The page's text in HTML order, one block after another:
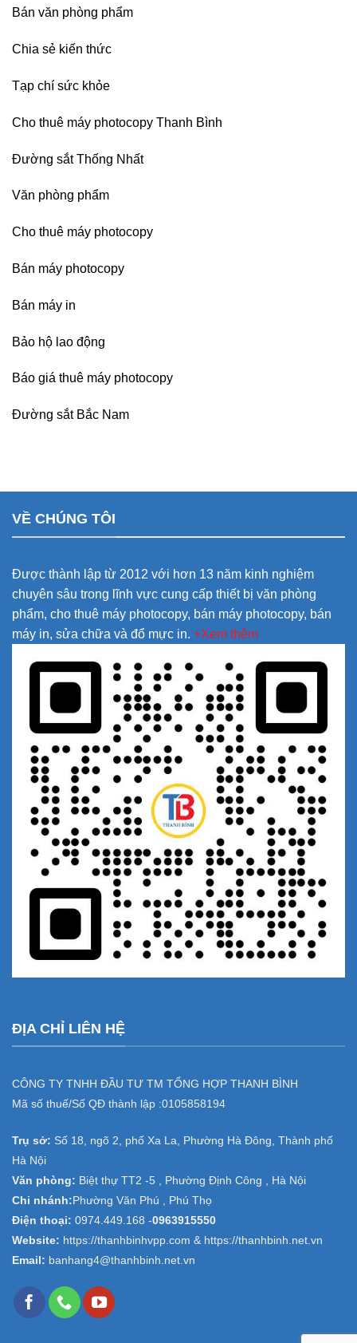
Bán văn phòng phẩm
Chia sẻ kiến thức
Tạp chí sức khỏe
Cho thuê máy photocopy Thanh Bình
Đường sắt Thống Nhất
Văn phòng phẩm
Cho thuê máy photocopy
Bán máy photocopy
Bán máy in
Bảo hộ lao động
Báo giá thuê máy photocopy
Đường sắt Bắc Nam
VỀ CHÚNG TÔI
Được thành lập từ 2012 với hơn 13 năm kinh nghiệm
chuyên sâu trong lĩnh vực cung cấp thiết bị văn phòng
phẩm, cho thuê máy photocopy, bán máy photocopy, bán
máy in, sửa chữa và đổ mực in. +Xem thêm
ĐỊA CHỈ LIÊN HỆ
CÔNG TY TNHH ĐẦU TƯ TM TỔNG HỢP THANH BÌNH
Mã số thuế/Số QĐ thành lập :0105858194
Trụ sở: Số 18, ngõ 2, phố Xa La, Phường Hà Đông, Thành phố
Hà Nội
Văn phòng: Biệt thự TT2 -5 , Phường Định Công , Hà Nội
Chi nhánh: Phường Văn Phú , Phú Thọ
Điện thoại: 0974.449.168 -0963915550
Website: https://thanhbinhvpp.com & https://thanhbinh.net.vn
Email: banhang4@thanhbinh.net.vn